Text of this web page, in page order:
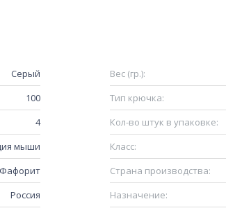
Серый Вес (гр.):
100 Тип крючка:
4 Кол-во штук в упаковке:
мыши Класс:
Фафорит Страна производства:
Россия Назначение: